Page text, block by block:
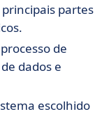
partes
de
dados e
escolhido